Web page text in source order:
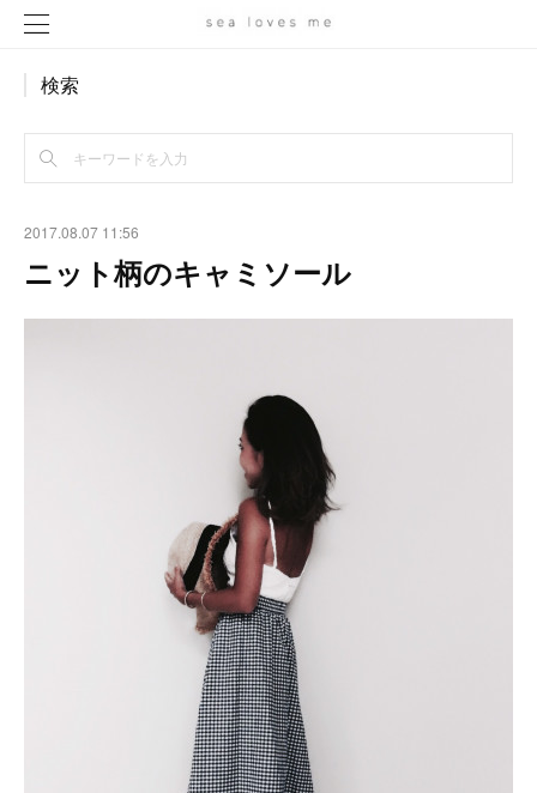
検索
2017.08.07 11:56
ニット柄のキャミソール